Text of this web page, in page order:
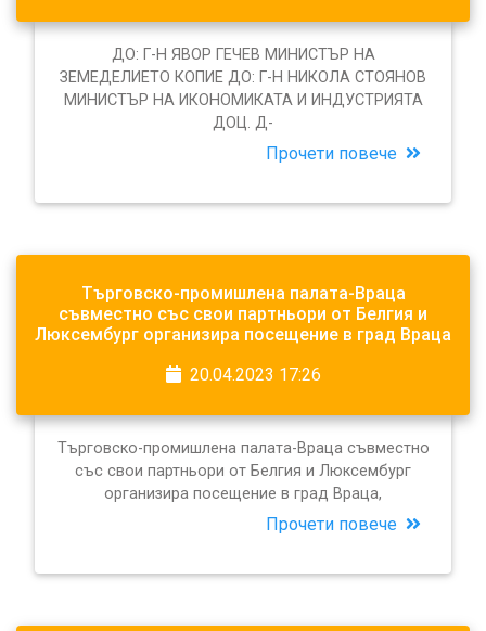
ДО: Г-Н ЯВОР ГЕЧЕВ МИНИСТЪР НА
ЗЕМЕДЕЛИЕТО КОПИЕ ДО: Г-Н НИКОЛА СТОЯНОВ
МИНИСТЪР НА ИКОНОМИКАТА И ИНДУСТРИЯТА
ДОЦ. Д-
Прочети повече
Търговско-промишлена палата-Враца
съвместно със свои партньори от Белгия и
Люксембург организира посещение в град Враца
20.04.2023 17:26
Търговско-промишлена палата-Враца съвместно
със свои партньори от Белгия и Люксембург
организира посещение в град Враца,
Прочети повече